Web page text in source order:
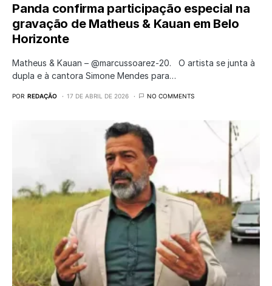
Panda confirma participação especial na
gravação de Matheus & Kauan em Belo
Horizonte
Matheus & Kauan – @marcussoarez-20. O artista se junta à
dupla e à cantora Simone Mendes para…
POR REDAÇÃO 17 DE ABRIL DE 2026 NO COMMENTS